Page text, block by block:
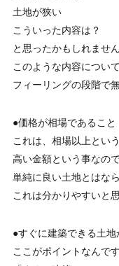
土地が狭い
こういった内容は？
と思ったかもしれませ
このような内容につい
フィーリングの段階で
●価格が相場であること
これは、相場以上とい
高い金額という事なの
単純に良い土地とはな
これは分かりやすいと
●すぐに建築できる土地
ここがポイントなんです